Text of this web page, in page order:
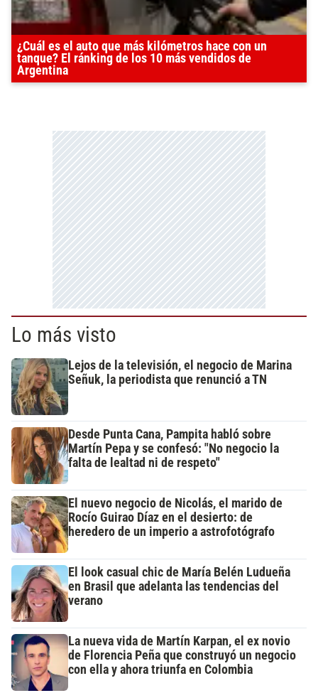
¿Cuál es el auto que más kilómetros hace con un
tanque? El ránking de los 10 más vendidos de
Argentina
Lo más visto
Lejos de la televisión, el negocio de Marina
Señuk, la periodista que renunció a TN
Desde Punta Cana, Pampita habló sobre
Martín Pepa y se confesó: "No negocio la
falta de lealtad ni de respeto"
El nuevo negocio de Nicolás, el marido de
Rocío Guirao Díaz en el desierto: de
heredero de un imperio a astrofotógrafo
El look casual chic de María Belén Ludueña
en Brasil que adelanta las tendencias del
verano
La nueva vida de Martín Karpan, el ex novio
de Florencia Peña que construyó un negocio
con ella y ahora triunfa en Colombia